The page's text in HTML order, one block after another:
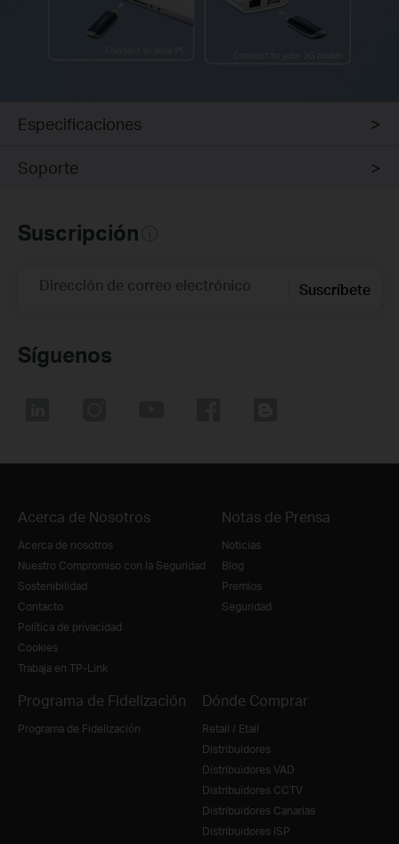
Especificaciones
Soporte
Suscripción
Dirección de correo electrónico Suscríbete
Síguenos
Acerca de Nosotros
Acerca de nosotros
Nuestro Compromiso con la Seguridad
Sostenibilidad
Contacto
Política de privacidad
Cookies
Trabaja en TP-Link
Notas de Prensa
Noticias
Blog
Premios
Seguridad
Programa de Fidelización
Programa de Fidelización
Dónde Comprar
Retail / Etail
Distribuidores
Distribuidores VAD
Distribuidores CCTV
Distribuidores Canarias
Distribuidores ISP